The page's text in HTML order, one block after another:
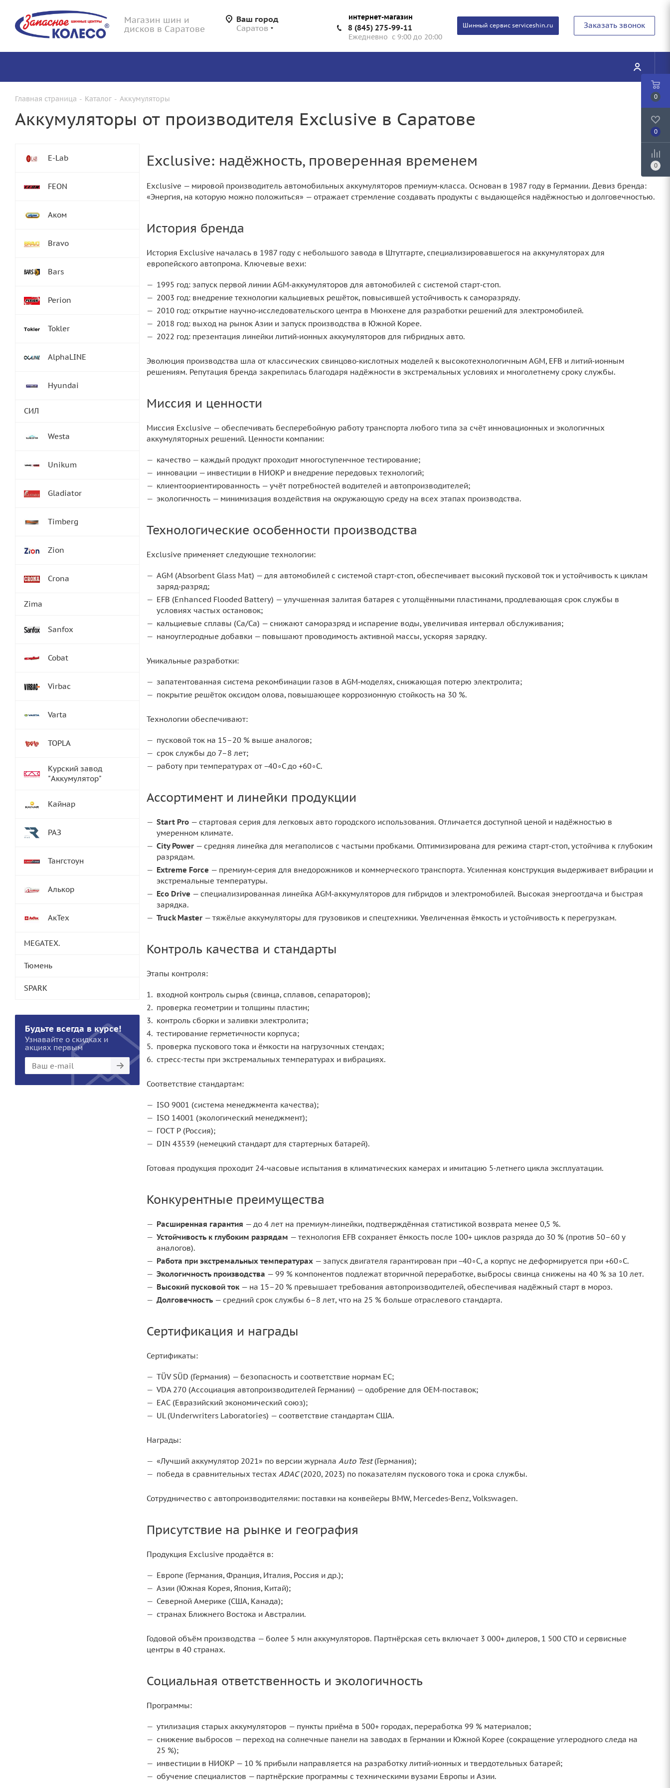
Магазин шин и
дисков в Саратове
Ваш город
Саратов
интернет-магазин
8 (845) 275-99-11
Ежедневно с 9:00 до 20:00
Шинный сервис serviceshin.ru Заказать звонок
Главная страница - Каталог - Аккумуляторы
Аккумуляторы от производителя Exclusive в Саратове
Exclusive: надёжность, проверенная временем
Exclusive — мировой производитель автомобильных аккумуляторов премиум‑класса. Основан в 1987 году в Германии. Девиз бренда:
«Энергия, на которую можно положиться» — отражает стремление создавать продукты с выдающейся надёжностью и долговечностью.
История бренда
История Exclusive началась в 1987 году с небольшого завода в Штутгарте, специализировавшегося на аккумуляторах для
европейского автопрома. Ключевые вехи:
1995 год: запуск первой линии AGM‑аккумуляторов для автомобилей с системой старт‑стоп.
2003 год: внедрение технологии кальциевых решёток, повысившей устойчивость к саморазряду.
2010 год: открытие научно‑исследовательского центра в Мюнхене для разработки решений для электромобилей.
2018 год: выход на рынок Азии и запуск производства в Южной Корее.
2022 год: презентация линейки литий‑ионных аккумуляторов для гибридных авто.
Эволюция производства шла от классических свинцово‑кислотных моделей к высокотехнологичным AGM, EFB и литий‑ионным
решениям. Репутация бренда закрепилась благодаря надёжности в экстремальных условиях и многолетнему сроку службы.
Миссия и ценности
Миссия Exclusive — обеспечивать бесперебойную работу транспорта любого типа за счёт инновационных и экологичных
аккумуляторных решений. Ценности компании:
качество — каждый продукт проходит многоступенчное тестирование;
инновации — инвестиции в НИОКР и внедрение передовых технологий;
клиентоориентированность — учёт потребностей водителей и автопроизводителей;
экологичность — минимизация воздействия на окружающую среду на всех этапах производства.
Технологические особенности производства
Exclusive применяет следующие технологии:
AGM (Absorbent Glass Mat) — для автомобилей с системой старт‑стоп, обеспечивает высокий пусковой ток и устойчивость к циклам
заряд‑разряд;
EFB (Enhanced Flooded Battery) — улучшенная залитая батарея с утолщёнными пластинами, продлевающая срок службы в
условиях частых остановок;
кальциевые сплавы (Ca/Ca) — снижают саморазряд и испарение воды, увеличивая интервал обслуживания;
наноуглеродные добавки — повышают проводимость активной массы, ускоряя зарядку.
Уникальные разработки:
запатентованная система рекомбинации газов в AGM‑моделях, снижающая потерю электролита;
покрытие решёток оксидом олова, повышающее коррозионную стойкость на 30 %.
Технологии обеспечивают:
пусковой ток на 15–20 % выше аналогов;
срок службы до 7–8 лет;
работу при температурах от −40∘C до +60∘C.
Ассортимент и линейки продукции
Start Pro — стартовая серия для легковых авто городского использования. Отличается доступной ценой и надёжностью в
умеренном климате.
City Power — средняя линейка для мегаполисов с частыми пробками. Оптимизирована для режима старт‑стоп, устойчива к глубоким
разрядам.
Extreme Force — премиум‑серия для внедорожников и коммерческого транспорта. Усиленная конструкция выдерживает вибрации и
экстремальные температуры.
Eco Drive — специализированная линейка AGM‑аккумуляторов для гибридов и электромобилей. Высокая энергоотдача и быстрая
зарядка.
Truck Master — тяжёлые аккумуляторы для грузовиков и спецтехники. Увеличенная ёмкость и устойчивость к перегрузкам.
Контроль качества и стандарты
Этапы контроля:
входной контроль сырья (свинца, сплавов, сепараторов);
проверка геометрии и толщины пластин;
контроль сборки и заливки электролита;
тестирование герметичности корпуса;
проверка пускового тока и ёмкости на нагрузочных стендах;
стресс‑тесты при экстремальных температурах и вибрациях.
Соответствие стандартам:
ISO 9001 (система менеджмента качества);
ISO 14001 (экологический менеджмент);
ГОСТ Р (Россия);
DIN 43539 (немецкий стандарт для стартерных батарей).
Готовая продукция проходит 24‑часовые испытания в климатических камерах и имитацию 5‑летнего цикла эксплуатации.
Конкурентные преимущества
Расширенная гарантия — до 4 лет на премиум‑линейки, подтверждённая статистикой возврата менее 0,5 %.
Устойчивость к глубоким разрядам — технология EFB сохраняет ёмкость после 100+ циклов разряда до 30 % (против 50–60 у
аналогов).
Работа при экстремальных температурах — запуск двигателя гарантирован при −40∘C, а корпус не деформируется при +60∘C.
Экологичность производства — 99 % компонентов подлежат вторичной переработке, выбросы свинца снижены на 40 % за 10 лет.
Высокий пусковой ток— на 15–20 % превышает требования автопроизводителей, обеспечивая надёжный старт в мороз.
Долговечность — средний срок службы 6–8 лет, что на 25 % больше отраслевого стандарта.
Сертификация и награды
Сертификаты:
TÜV SÜD (Германия) — безопасность и соответствие нормам ЕС;
VDA 270 (Ассоциация автопроизводителей Германии) — одобрение для OEM‑поставок;
ЕАС (Евразийский экономический союз);
UL (Underwriters Laboratories) — соответствие стандартам США.
Награды:
«Лучший аккумулятор 2021» по версии журнала Auto Test(Германия);
победа в сравнительных тестах ADAC(2020, 2023) по показателям пускового тока и срока службы.
Сотрудничество с автопроизводителями: поставки на конвейеры BMW, Mercedes‑Benz, Volkswagen.
Присутствие на рынке и география
Продукция Exclusive продаётся в:
Европе (Германия, Франция, Италия, Россия и др.);
Азии (Южная Корея, Япония, Китай);
Северной Америке (США, Канада);
странах Ближнего Востока и Австралии.
Годовой объём производства — более 5 млн аккумуляторов. Партнёрская сеть включает 3 000+ дилеров, 1 500 СТО и сервисные
центры в 40 странах.
Социальная ответственность и экологичность
Программы:
утилизация старых аккумуляторов — пункты приёма в 500+ городах, переработка 99 % материалов;
снижение выбросов — переход на солнечные панели на заводах в Германии и Южной Корее (сокращение углеродного следа на
25 %);
инвестиции в НИОКР — 10 % прибыли направляется на разработку литий‑ионных и твердотельных батарей;
обучение специалистов — партнёрские программы с техническими вузами Европы и Азии.
E-Lab
FEON
Аком
Bravo
Bars
Perion
Tokler
AlphaLINE
Hyundai
СИЛ
Westa
Unikum
Gladiator
Timberg
Zion
Crona
Zima
Sanfox
Cobat
Virbac
Varta
TOPLA
Курский завод
"Аккумулятор"
Кайнар
РАЗ
Тангстоун
Алькор
АкТех
MEGATEX.
Тюмень
SPARK
Будьте всегда в курсе!
Узнавайте о скидках и
акциях первым
0
0
0